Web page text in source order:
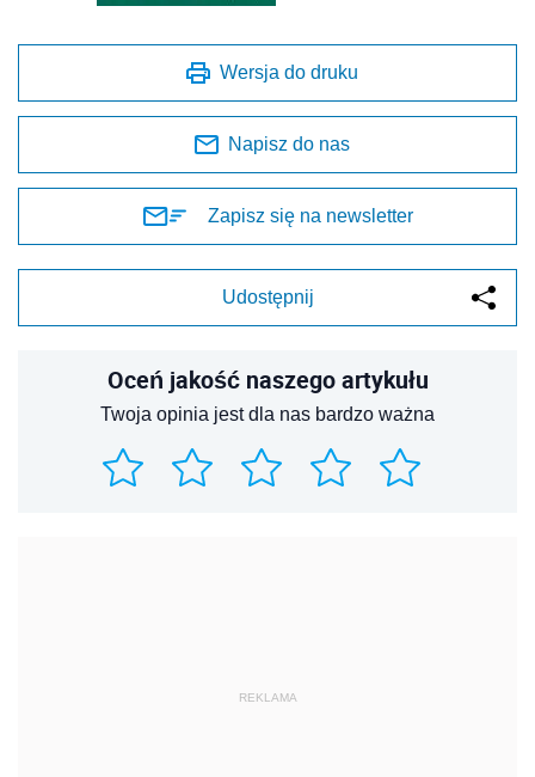
Wersja do druku
Napisz do nas
Zapisz się na newsletter
Udostępnij
Oceń jakość naszego artykułu
Twoja opinia jest dla nas bardzo ważna
REKLAMA